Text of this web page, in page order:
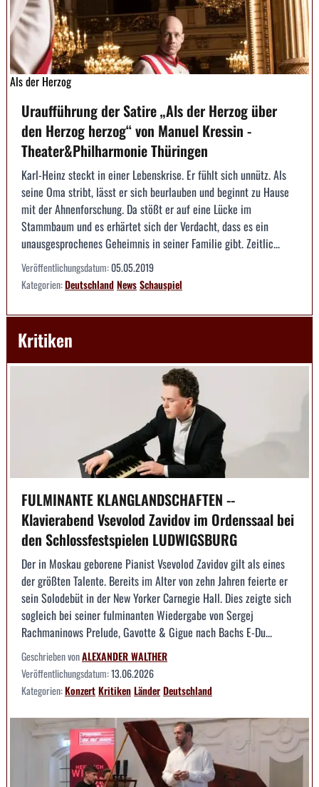
Als der Herzog
Uraufführung der Satire „Als der Herzog über
den Herzog herzog“ von Manuel Kressin -
Theater&Philharmonie Thüringen
Karl-Heinz steckt in einer Lebenskrise. Er fühlt sich unnütz. Als
seine Oma stribt, lässt er sich beurlauben und beginnt zu Hause
mit der Ahnenforschung. Da stößt er auf eine Lücke im
Stammbaum und es erhärtet sich der Verdacht, dass es ein
unausgesprochenes Geheimnis in seiner Familie gibt. Zeitlic...
Veröffentlichungsdatum:05.05.2019
Kategorien:DeutschlandNewsSchauspiel
Kritiken
FULMINANTE KLANGLANDSCHAFTEN --
Klavierabend Vsevolod Zavidov im Ordenssaal bei
den Schlossfestspielen LUDWIGSBURG
Der in Moskau geborene Pianist Vsevolod Zavidov gilt als eines
der größten Talente. Bereits im Alter von zehn Jahren feierte er
sein Solodebüt in der New Yorker Carnegie Hall. Dies zeigte sich
sogleich bei seiner fulminanten Wiedergabe von Sergej
Rachmaninows Prelude, Gavotte & Gigue nach Bachs E-Du...
Geschrieben vonALEXANDER WALTHER
Veröffentlichungsdatum:13.06.2026
Kategorien:KonzertKritikenLänderDeutschland